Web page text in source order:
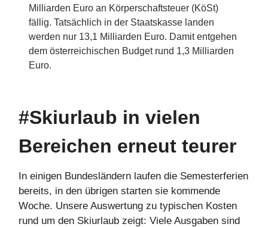
Milliarden Euro an Körperschaftsteuer (KöSt)
fällig. Tatsächlich in der Staatskasse landen
werden nur 13,1 Milliarden Euro. Damit entgehen
dem österreichischen Budget rund 1,3 Milliarden
Euro.
#Skiurlaub in vielen
Bereichen erneut teurer
In einigen Bundesländern laufen die Semesterferien
bereits, in den übrigen starten sie kommende
Woche. Unsere Auswertung zu typischen Kosten
rund um den Skiurlaub zeigt: Viele Ausgaben sind